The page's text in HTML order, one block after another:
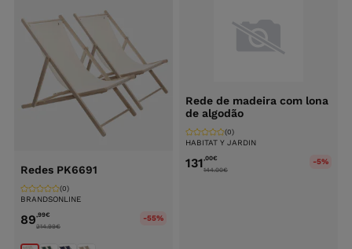
Redes PK6691
BRANDSONLINE
(0)
89,99€
214.99€
-55%
Rede de madeira com lona
de algodão
HABITAT Y JARDIN
(0)
131 ,00€
144.00€
-5%